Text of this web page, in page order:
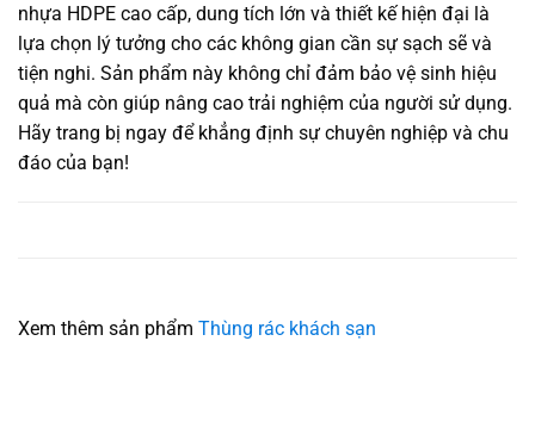
nhựa HDPE cao cấp, dung tích lớn và thiết kế hiện đại là
lựa chọn lý tưởng cho các không gian cần sự sạch sẽ và
tiện nghi. Sản phẩm này không chỉ đảm bảo vệ sinh hiệu
quả mà còn giúp nâng cao trải nghiệm của người sử dụng.
Hãy trang bị ngay để khẳng định sự chuyên nghiệp và chu
đáo của bạn!
Xem thêm sản phẩm Thùng rác khách sạn